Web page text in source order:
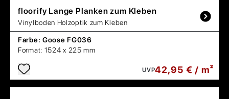
floorify Lange Planken zum Kleben
Vinylboden Holzoptik zum Kleben
Farbe: Goose FG036
Format: 1524 x 225 mm
UVP42,95 € / m²